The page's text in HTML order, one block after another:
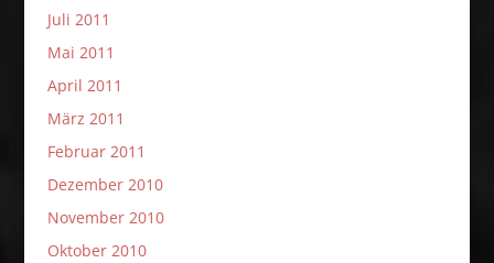
Juli 2011
Mai 2011
April 2011
März 2011
Februar 2011
Dezember 2010
November 2010
Oktober 2010